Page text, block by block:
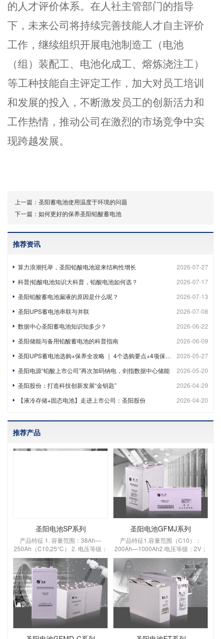
的人才评价体系。在人社主管部门的指导
下，未来公司将持续完善技能人才自主评价
工作，继续组织开展电池制造工（电池
（组）装配工、电池化成工、熔炼浇注工）
等工种技能自主评定工作，加大对员工培训
和发展的投入，不断激发员工的创新活力和
工作热情，推动公司在激烈的市场竞争中实
现跨越发展。
上一篇： 圣阳蓄电池使用温度于环境的问题
下一篇： 如何更好的保养圣阳铅酸蓄电池
推荐资讯
2026-07-27
算力浪潮托举，圣阳铅酸电池迎来结构性增长
2026-07-17
科普|铅酸电池知识大科普，铅酸电池如何选？
2026-07-13
圣阳铅酸蓄电池漏液的原因是什么呢？
2026-07-08
圣阳UPS蓄电池串联与并联
2026-06-22
数据中心圣阳蓄电池知识知多少？
2026-06-09
圣阳储能与备用铅酸蓄电池的科普指南
2026-05-27
圣阳UPS蓄电池选购+保养全攻略 ｜ 4个选购要点+4项保养技巧，避坑又延寿
2026-05-20
圣阳电源“铅酸上市公司”再次加码钠电，剑指数据中心储能
2026-04-29
圣阳股份：打造科技创新发展“金钥匙”
2026-04-20
【液冷存储+固态电池】走进上市公司：圣阳股份
推荐产品
圣阳电池SP系列
产品特征 1. 容量范围：38Ah—
250Ah（C10,25℃） 2. 电压等级：
12V 3. 自放电小：≤2%/月（25℃）
4. 设计寿命长：设计寿命为10年
（25℃） 5. 密封反应效率：≥98%
6. 工作温度范围宽：-15℃～45℃
主要应用领域 通讯
圣阳电池GFMJ系列
产品特征1.容量范围（C10）：
200Ah—1000Ah2.电压等级：2V；
3.设计浮充寿命：在25℃±5℃环境
下为18年；